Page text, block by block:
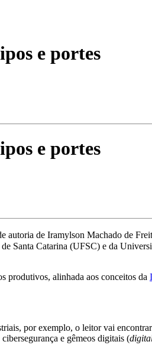
e portes
e portes
autoria de Iramylson Machado de
Santa Catarina (UFSC) e da
produtivos, alinhada aos conceitos da
por exemplo, o leitor vai
cibersegurança e gêmeos digitais (